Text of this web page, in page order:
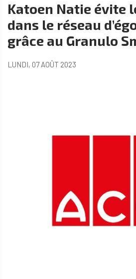
Katoen Natie évite
dans le réseau
grâce au Granulo
LUNDI, 07 AOÛT 2023